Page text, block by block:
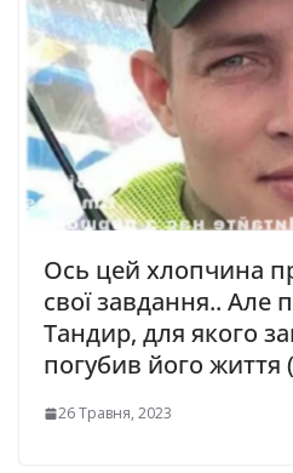
Ось цей хлопчина
свої завдання.. Але
Тандир, для якого
погубив його
26 Травня, 2023